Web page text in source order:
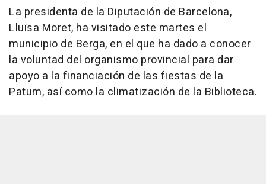
La presidenta de la Diputación de Barcelona,
Lluïsa Moret, ha visitado este martes el
municipio de Berga, en el que ha dado a conocer
la voluntad del organismo provincial para dar
apoyo a la financiación de las fiestas de la
Patum, así como la climatización de la Biblioteca.